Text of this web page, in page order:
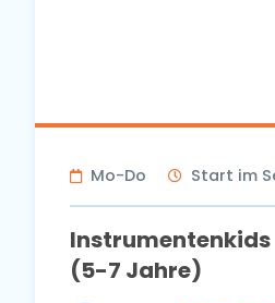
Mo-Do Start im
Instrumentenkids
(5-7 Jahre)